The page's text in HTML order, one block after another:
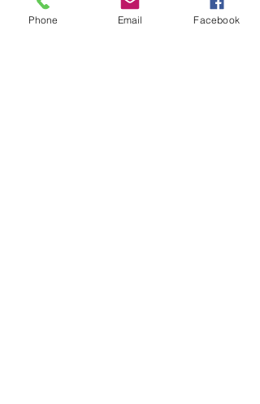
Phone Email Facebook